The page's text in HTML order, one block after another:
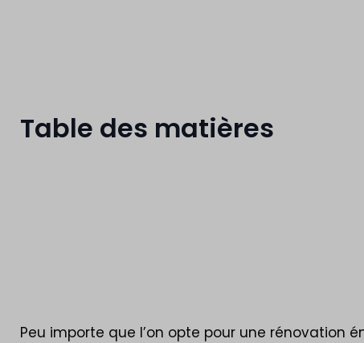
Table des matières
Peu importe que l’on opte pour une rénovation